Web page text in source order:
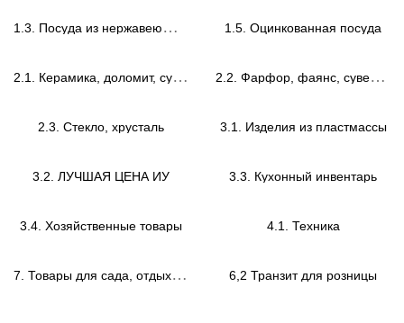
1
.3. Посуда из нержавеющей стали 1.5. Оцинкованная посуда
2
.1. Керамика, доломит, сувениры. 2
.2. Фарфор, фаянс, сувениры
2.3. Стекло, хрусталь 3.1. Изделия из пластмассы
3.2. ЛУЧШАЯ ЦЕНА ИУ 3.3. Кухонный инвентарь
3.4. Хозяйственные товары 4.1. Техника
7
. Товары для сада, отдыха и туризма 6,2 Транзит для розницы